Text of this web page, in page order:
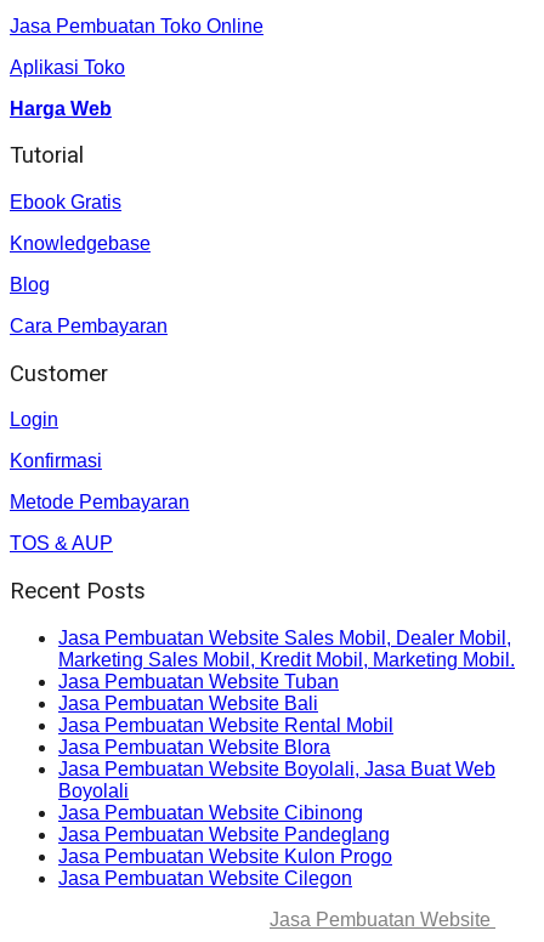
Jasa Pembuatan Toko Online
Aplikasi Toko
Harga Web
Tutorial
Ebook Gratis
Knowledgebase
Blog
Cara Pembayaran
Customer
Login
Konfirmasi
Metode Pembayaran
TOS & AUP
Recent Posts
Jasa Pembuatan Website Sales Mobil, Dealer Mobil,
Marketing Sales Mobil, Kredit Mobil, Marketing Mobil.
Jasa Pembuatan Website Tuban
Jasa Pembuatan Website Bali
Jasa Pembuatan Website Rental Mobil
Jasa Pembuatan Website Blora
Jasa Pembuatan Website Boyolali, Jasa Buat Web
Boyolali
Jasa Pembuatan Website Cibinong
Jasa Pembuatan Website Pandeglang
Jasa Pembuatan Website Kulon Progo
Jasa Pembuatan Website Cilegon
Jasa Pembuatan Website